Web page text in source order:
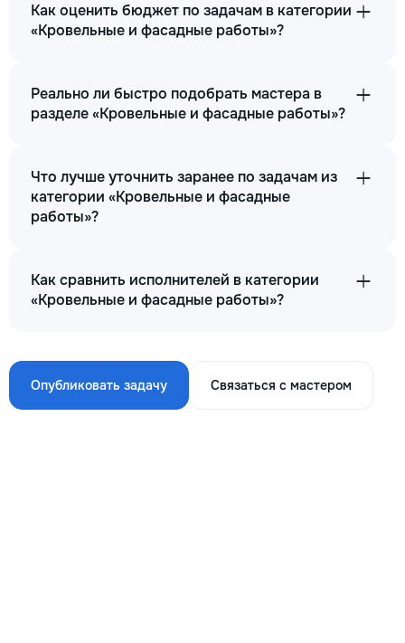
Как оценить бюджет по задачам в категории
«Кровельные и фасадные работы»?
Реально ли быстро подобрать мастера в
разделе «Кровельные и фасадные работы»?
Что лучше уточнить заранее по задачам из
категории «Кровельные и фасадные
работы»?
Как сравнить исполнителей в категории
«Кровельные и фасадные работы»?
Опубликовать задачу Связаться с мастером